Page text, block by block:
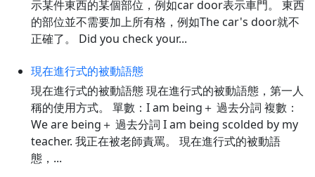
示某件東西的某個部位，例如car door表示車門。 東西
的部位並不需要加上所有格，例如The car's door就不
正確了。 Did you check your...
現在進行式的被動語態
現在進行式的被動語態 現在進行式的被動語態，第一人
稱的使用方式。 單數：I am being＋ 過去分詞 複數：
We are being＋ 過去分詞 I am being scolded by my
teacher. 我正在被老師責罵。 現在進行式的被動語
態，...